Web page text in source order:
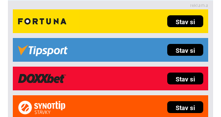
Stav si
Stav si
Stav si
Stav si